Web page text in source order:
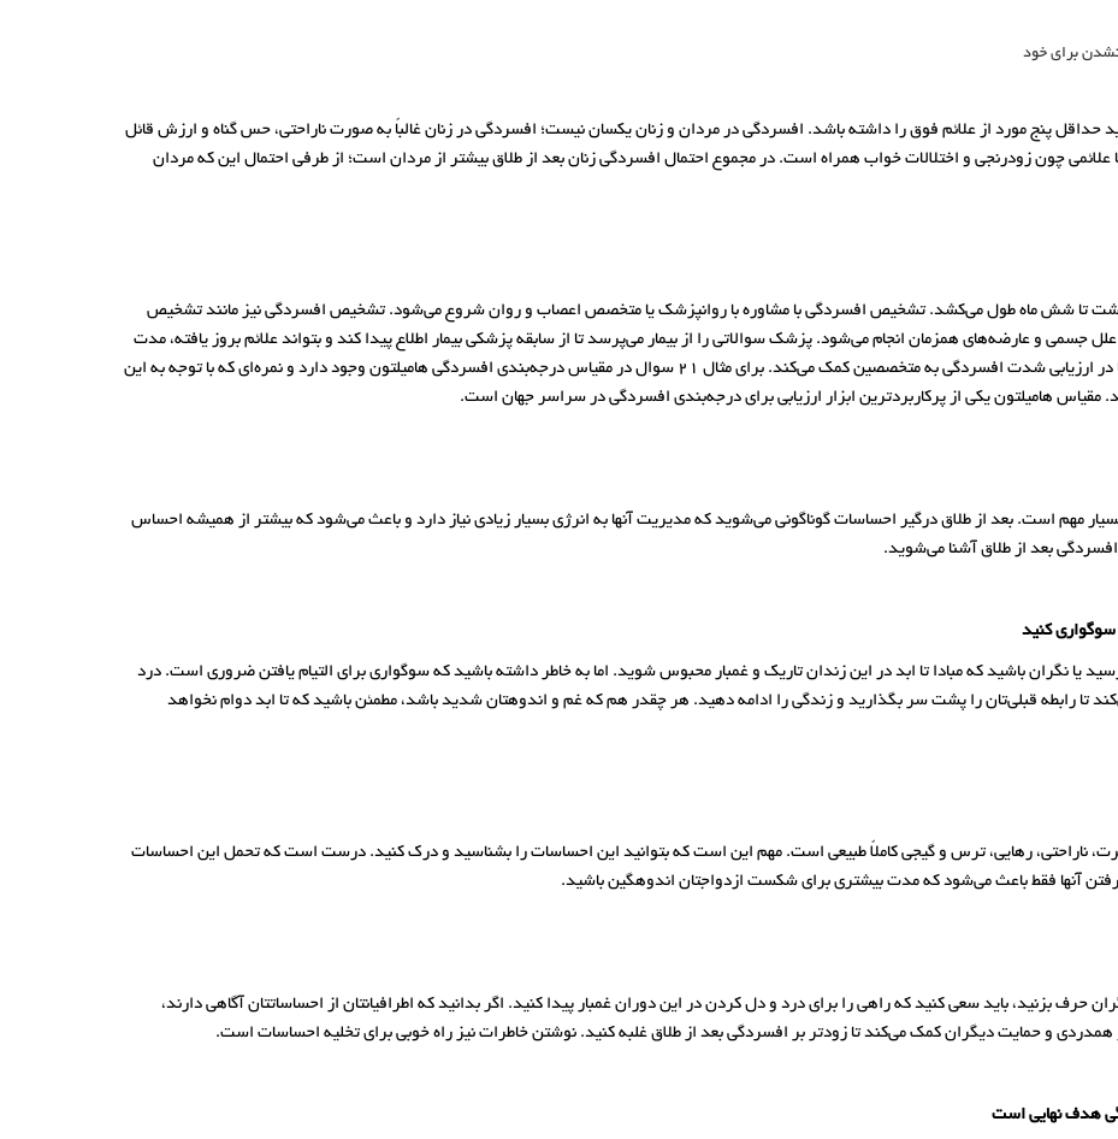
برای خود
حداقل پنج مورد از علائم فوق را داشته باشد. افسردگی در مردان و زنان یکسان نیست؛ افسردگی در زنان غالباً به صورت ناراحتی، حس گناه و ارزش قائل
چون زودرنجی و اختلالات خواب همراه است. در مجموع احتمال افسردگی زنان بعد از طلاق بیشتر از مردان است؛ از طرفی احتمال این که مردان
تا شش ماه طول می‌کشد. تشخیص افسردگی با مشاوره با روانپزشک یا متخصص اعصاب و روان شروع می‌شود. تشخیص افسردگی نیز مانند تشخیص
علل جسمی و عارضه‌های همزمان انجام می‌شود. پزشک سوالاتی را از بیمار می‌پرسد تا از سابقه پزشکی بیمار اطلاع پیدا کند و بتواند علائم بروز یافته، مدت
زمان بروز آنها و موارد دیگر را بررسی کند. بعضی پرسش‌ها در ارزیابی شدت افسردگی به متخصصین کمک می‌کند. برای مثال 21 سوال در مقیاس درجه‌بندی افسردگی هامیلتون وجود دارد و نمره‌ای که با توجه به این
هامیلتون یکی از پرکاربردترین ابزار ارزیابی برای درجه‌بندی افسردگی در سراسر جهان است.
مهم است. بعد از طلاق درگیر احساسات گوناگونی می‌شوید که مدیریت آنها به انرژی بسیار زیادی نیاز دارد و باعث می‌شود که بیشتر از همیشه احساس
بعد از طلاق آشنا می‌شوید.
کنید
یا نگران باشید که مبادا تا ابد در این زندان تاریک و غمبار محبوس شوید. اما به خاطر داشته باشید که سوگواری برای التیام یافتن ضروری است. درد
تا رابطه قبلی‌تان را پشت سر بگذارید و زندگی را ادامه دهید. هر چقدر هم که غم و اندوهتان شدید باشد، مطمئن باشید که تا ابد دوام نخواهد
ناراحتی، رهایی، ترس و گیجی کاملاً طبیعی است. مهم این است که بتوانید این احساسات را بشناسید و درک کنید. درست است که تحمل این احساسات
آنها فقط باعث می‌شود که مدت بیشتری برای شکست ازدواجتان اندوهگین باشید.
بزنید، باید سعی کنید که راهی را برای درد و دل کردن در این دوران غمبار پیدا کنید. اگر بدانید که اطرافیانتان از احساساتتان آگاهی دارند،
همدردی و حمایت دیگران کمک می‌کند تا زودتر بر افسردگی بعد از طلاق غلبه کنید. نوشتن خاطرات نیز راه خوبی برای تخلیه احساسات است.
هدف نهایی است